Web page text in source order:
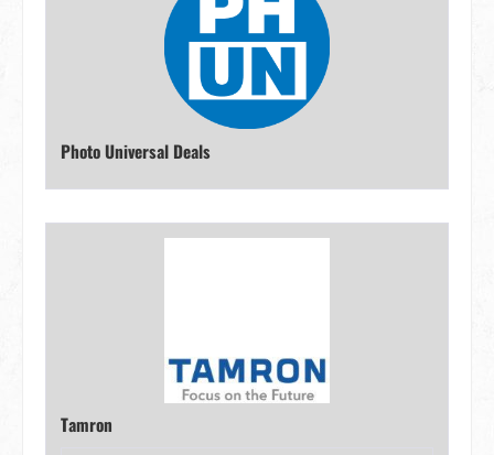
Photo Universal Deals
Tamron